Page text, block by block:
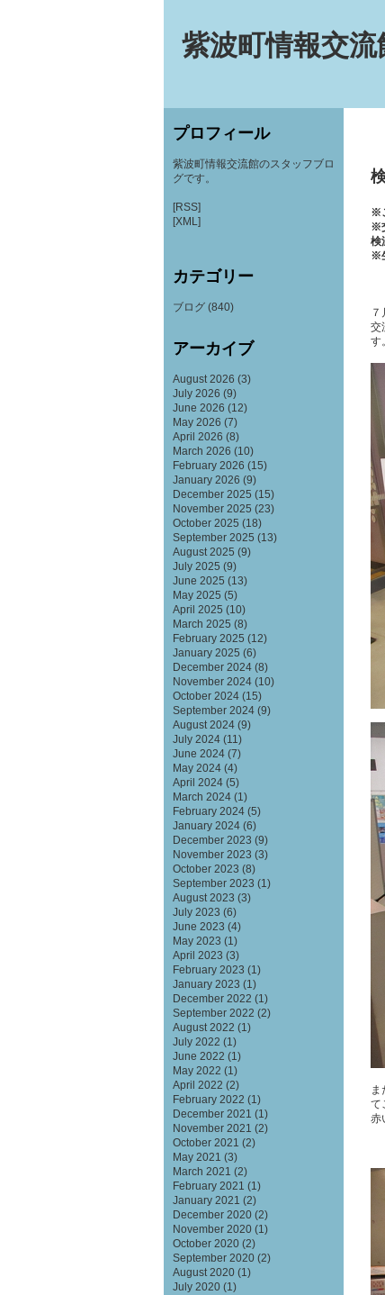
紫波町情報交
※
※
検
※
交
す。
ま
て
赤
プロフィール
紫波町情報交流館のスタッフブロ
グです。
[RSS]
[XML]
カテゴリー
ブログ (840)
アーカイブ
August 2026 (3)
July 2026 (9)
June 2026 (12)
May 2026 (7)
April 2026 (8)
March 2026 (10)
February 2026 (15)
January 2026 (9)
December 2025 (15)
November 2025 (23)
October 2025 (18)
September 2025 (13)
August 2025 (9)
July 2025 (9)
June 2025 (13)
May 2025 (5)
April 2025 (10)
March 2025 (8)
February 2025 (12)
January 2025 (6)
December 2024 (8)
November 2024 (10)
October 2024 (15)
September 2024 (9)
August 2024 (9)
July 2024 (11)
June 2024 (7)
May 2024 (4)
April 2024 (5)
March 2024 (1)
February 2024 (5)
January 2024 (6)
December 2023 (9)
November 2023 (3)
October 2023 (8)
September 2023 (1)
August 2023 (3)
July 2023 (6)
June 2023 (4)
May 2023 (1)
April 2023 (3)
February 2023 (1)
January 2023 (1)
December 2022 (1)
September 2022 (2)
August 2022 (1)
July 2022 (1)
June 2022 (1)
May 2022 (1)
April 2022 (2)
February 2022 (1)
December 2021 (1)
November 2021 (2)
October 2021 (2)
May 2021 (3)
March 2021 (2)
February 2021 (1)
January 2021 (2)
December 2020 (2)
November 2020 (1)
October 2020 (2)
September 2020 (2)
August 2020 (1)
July 2020 (1)